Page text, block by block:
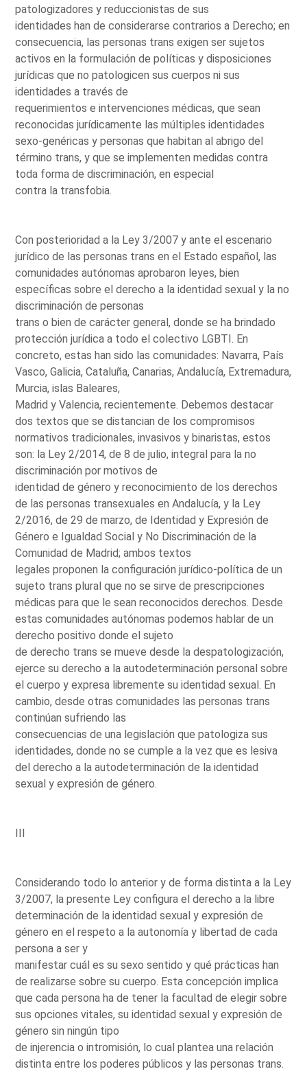
patologizadores y reduccionistas de sus
identidades han de considerarse contrarios a Derecho; en
consecuencia, las personas trans exigen ser sujetos
activos en la formulación de políticas y disposiciones
jurídicas que no patologicen sus cuerpos ni sus
identidades a través de
requerimientos e intervenciones médicas, que sean
reconocidas jurídicamente las múltiples identidades
sexo-genéricas y personas que habitan al abrigo del
término trans, y que se implementen medidas contra
toda forma de discriminación, en especial
contra la transfobia.
Con posterioridad a la Ley 3/2007 y ante el escenario
jurídico de las personas trans en el Estado español, las
comunidades autónomas aprobaron leyes, bien
específicas sobre el derecho a la identidad sexual y la no
discriminación de personas
trans o bien de carácter general, donde se ha brindado
protección jurídica a todo el colectivo LGBTI. En
concreto, estas han sido las comunidades: Navarra, País
Vasco, Galicia, Cataluña, Canarias, Andalucía, Extremadura,
Murcia, islas Baleares,
Madrid y Valencia, recientemente. Debemos destacar
dos textos que se distancian de los compromisos
normativos tradicionales, invasivos y binaristas, estos
son: la Ley 2/2014, de 8 de julio, integral para la no
discriminación por motivos de
identidad de género y reconocimiento de los derechos
de las personas transexuales en Andalucía, y la Ley
2/2016, de 29 de marzo, de Identidad y Expresión de
Género e Igualdad Social y No Discriminación de la
Comunidad de Madrid; ambos textos
legales proponen la configuración jurídico-política de un
sujeto trans plural que no se sirve de prescripciones
médicas para que le sean reconocidos derechos. Desde
estas comunidades autónomas podemos hablar de un
derecho positivo donde el sujeto
de derecho trans se mueve desde la despatologización,
ejerce su derecho a la autodeterminación personal sobre
el cuerpo y expresa libremente su identidad sexual. En
cambio, desde otras comunidades las personas trans
continúan sufriendo las
consecuencias de una legislación que patologiza sus
identidades, donde no se cumple a la vez que es lesiva
del derecho a la autodeterminación de la identidad
sexual y expresión de género.
III
Considerando todo lo anterior y de forma distinta a la Ley
3/2007, la presente Ley configura el derecho a la libre
determinación de la identidad sexual y expresión de
género en el respeto a la autonomía y libertad de cada
persona a ser y
manifestar cuál es su sexo sentido y qué prácticas han
de realizarse sobre su cuerpo. Esta concepción implica
que cada persona ha de tener la facultad de elegir sobre
sus opciones vitales, su identidad sexual y expresión de
género sin ningún tipo
de injerencia o intromisión, lo cual plantea una relación
distinta entre los poderes públicos y las personas trans.